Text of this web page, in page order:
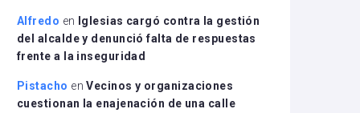
Alfredo en
Iglesias cargó contra la gestión
del alcalde y denunció falta de respuestas
frente a la inseguridad
Pistacho enVecinos y organizaciones
cuestionan la enajenación de una calle